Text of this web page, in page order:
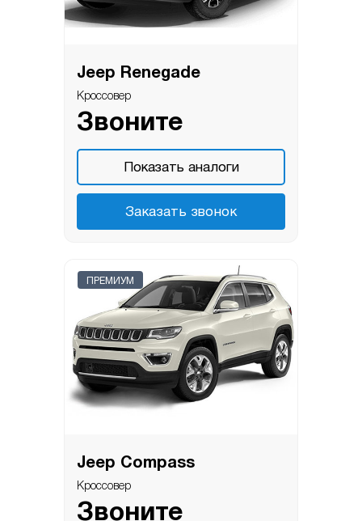
Jeep Renegade
Кроссовер
Звоните
Показать аналоги
Заказать звонок
ПРЕМИУМ
Jeep Compass
Кроссовер
Звоните